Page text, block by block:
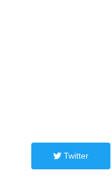
Twitter